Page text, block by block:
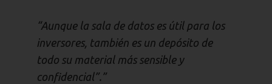
“Aunque la sala de datos es útil para los
inversores, también es un depósito de
todo su material más sensible y
confidencial”.”